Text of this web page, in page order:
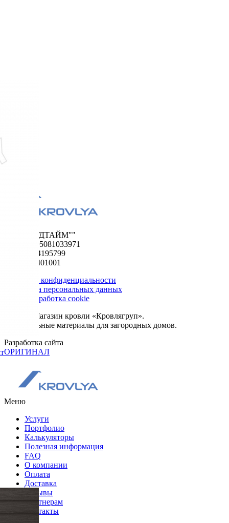
ООО "ФУДТАЙМ""
ОГРН 1195081033971
ИНН 5024195799
КПП 502401001
Политика конфиденциальности
Обработка персональных данных
Сбор и обработка cookie
© 2026. Магазин кровли «Кровлягруп».
Строительные материалы для загородных домов.
Разработка сайта
ОРИГИНАЛ
Меню
Услуги
Портфолио
Калькуляторы
Полезная информация
FAQ
О компании
Оплата
Доставка
Отзывы
Партнерам
Контакты